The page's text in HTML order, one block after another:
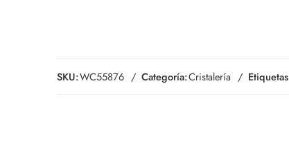
SKU:WC55876 Categoría:Cristalería